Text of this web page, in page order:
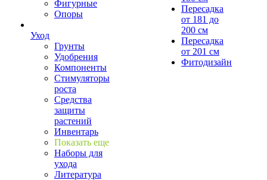
Фигурные
Опоры
Уход
Грунты
Удобрения
Компоненты
Стимуляторы
роста
Средства
защиты
растений
Инвентарь
Показать еще
Наборы для
ухода
Литература
Пересадка
от 181 до
200 см
Пересадка
от 201 см
Фитодизайн